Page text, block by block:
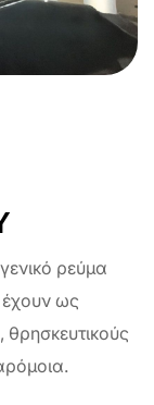
ρεύμα
έχουν ως
θρησκευτικούς